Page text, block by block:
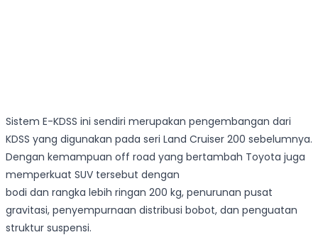
Sistem E-KDSS ini sendiri merupakan pengembangan dari
KDSS yang digunakan pada seri Land Cruiser 200 sebelumnya.
Dengan kemampuan off road yang bertambah Toyota juga
memperkuat SUV tersebut dengan
bodi dan rangka lebih ringan 200 kg, penurunan pusat
gravitasi, penyempurnaan distribusi bobot, dan penguatan
struktur suspensi.